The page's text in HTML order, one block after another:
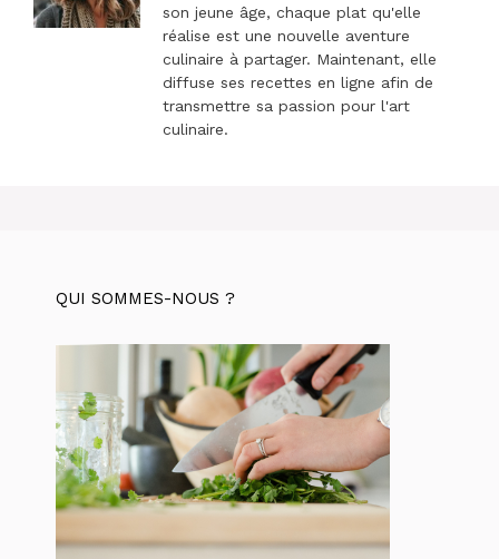
son jeune âge, chaque plat qu'elle
réalise est une nouvelle aventure
culinaire à partager. Maintenant, elle
diffuse ses recettes en ligne afin de
transmettre sa passion pour l'art
culinaire.
QUI SOMMES-NOUS ?